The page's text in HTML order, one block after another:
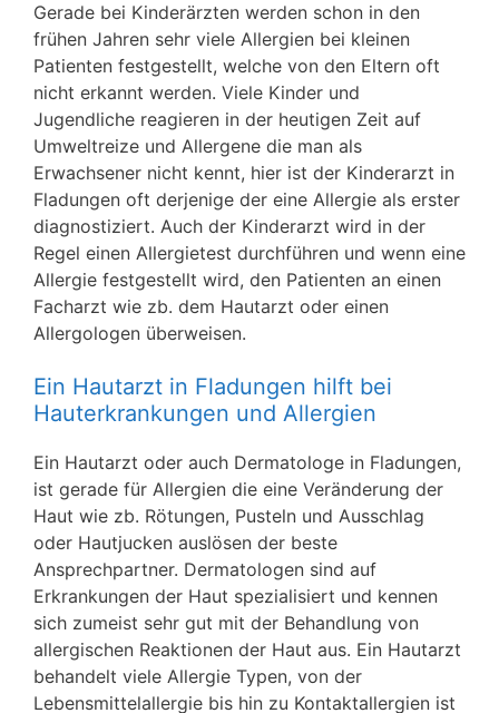
Gerade bei Kinderärzten werden schon in den
frühen Jahren sehr viele Allergien bei kleinen
Patienten festgestellt, welche von den Eltern oft
nicht erkannt werden. Viele Kinder und
Jugendliche reagieren in der heutigen Zeit auf
Umweltreize und Allergene die man als
Erwachsener nicht kennt, hier ist der Kinderarzt in
Fladungen oft derjenige der eine Allergie als erster
diagnostiziert. Auch der Kinderarzt wird in der
Regel einen Allergietest durchführen und wenn eine
Allergie festgestellt wird, den Patienten an einen
Facharzt wie zb. dem Hautarzt oder einen
Allergologen überweisen.
Ein Hautarzt in Fladungen hilft bei
Hauterkrankungen und Allergien
Ein Hautarzt oder auch Dermatologe in Fladungen,
ist gerade für Allergien die eine Veränderung der
Haut wie zb. Rötungen, Pusteln und Ausschlag
oder Hautjucken auslösen der beste
Ansprechpartner. Dermatologen sind auf
Erkrankungen der Haut spezialisiert und kennen
sich zumeist sehr gut mit der Behandlung von
allergischen Reaktionen der Haut aus. Ein Hautarzt
behandelt viele Allergie Typen, von der
Lebensmittelallergie bis hin zu Kontaktallergien ist